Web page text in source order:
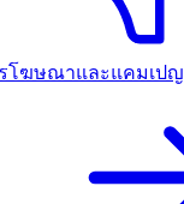
โฆษณาและแคมเปญ